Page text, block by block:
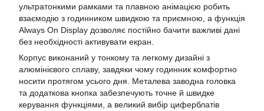
ультратонкими рамками та плавною анімацією робить
взаємодію з годинником швидкою та приємною, а функція
Always On Display дозволяє постійно бачити важливі дані
без необхідності активувати екран.
Корпус виконаний у тонкому та легкому дизайні з
алюмінієвого сплаву, завдяки чому годинник комфортно
носити протягом усього дня. Металева заводна головка
та додаткова кнопка забезпечують точне й швидке
керування функціями, а великий вибір циферблатів